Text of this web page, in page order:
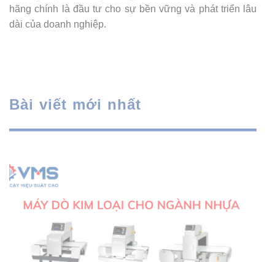
hãng chính là đầu tư cho sự bền vững và phát triển lâu
dài của doanh nghiệp.
Bài viết mới nhất